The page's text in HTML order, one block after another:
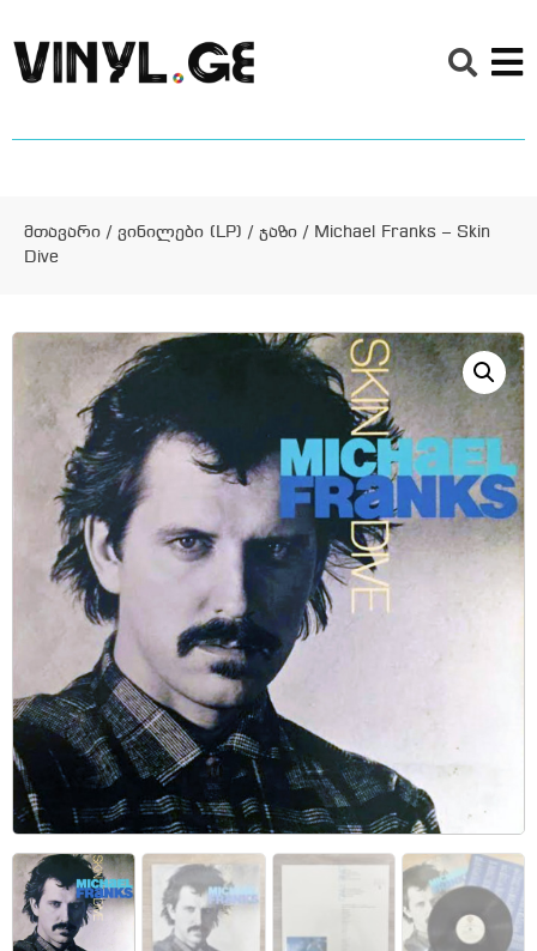
მთავარი / ვინილები (LP) / ჯაზი / Michael Franks – Skin
Dive